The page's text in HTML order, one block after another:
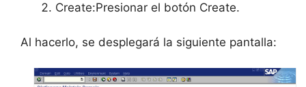
Create:Presionar el botón Create.
Al hacerlo, se desplegará la siguiente pantalla: